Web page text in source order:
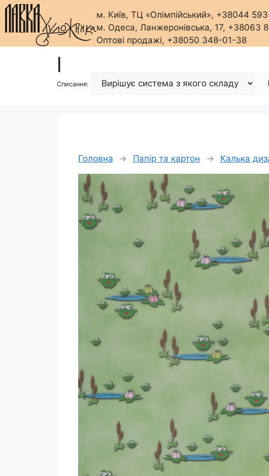
м. Київ, ТЦ «Олімпійський», +38044
м. Одеса, Ланжеронівська, 17, +38063
Оптові продажі, +38050 348-01-38
Списання:
Головна → Папір та картон → Калька